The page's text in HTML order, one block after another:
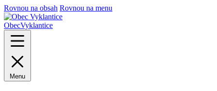
Rovnou na obsah Rovnou na menu
ObecVyklantice
Menu